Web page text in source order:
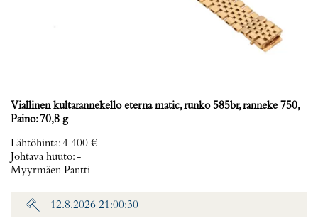
Viallinen kultarannekello eterna matic, runko 585br, ranneke 750,
Paino: 70,8 g
Lähtöhinta:4 400 €
Johtava huuto:-
Myyrmäen Pantti
12.8.2026 21:00:30